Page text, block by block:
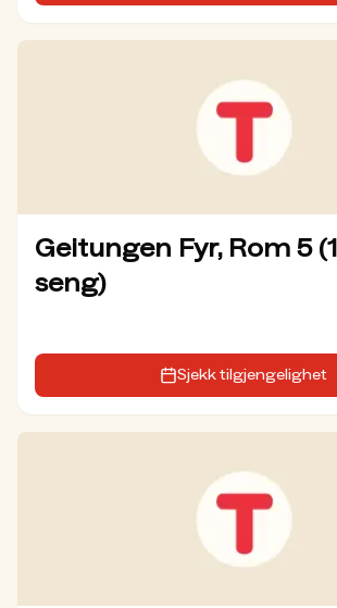
Geitungen Fyr, Rom 5
seng)
Sjekk tilgjengelighet